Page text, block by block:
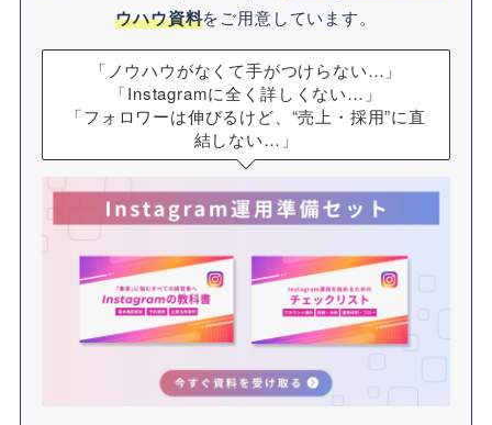
ウハウ資料をご用意しています。
「ノウハウがなくて手がつけらない…」
「Instagramに全く詳しくない…」
「フォロワーは伸びるけど、“売上・採用”に直
結しない…」